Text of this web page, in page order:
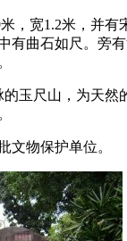
，宽1.2米，并有
有曲石如尺。旁
玉尺山，为天然
文物保护单位。